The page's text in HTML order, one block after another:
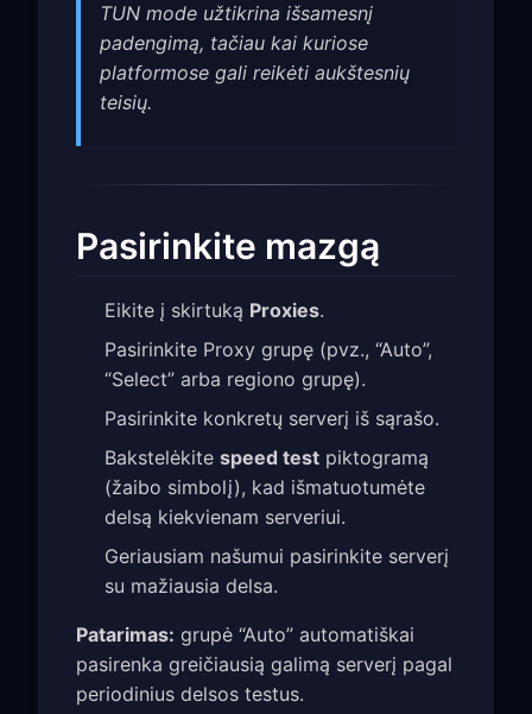
TUN mode užtikrina išsamesnį
padengimą, tačiau kai kuriose
platformose gali reikėti aukštesnių
teisių.
Pasirinkite mazgą
Eikite į skirtuką Proxies.
Pasirinkite Proxy grupę (pvz., “Auto”,
“Select” arba regiono grupę).
Pasirinkite konkretų serverį iš sąrašo.
Bakstelėkite speed test piktogramą
(žaibo simbolį), kad išmatuotumėte
delsą kiekvienam serveriui.
Geriausiam našumui pasirinkite serverį
su mažiausia delsa.
Patarimas: grupė “Auto” automatiškai
pasirenka greičiausią galimą serverį pagal
periodinius delsos testus.